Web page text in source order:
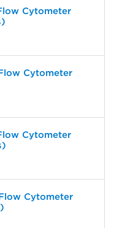
Cytometer
Cytometer
Cytometer
Cytometer